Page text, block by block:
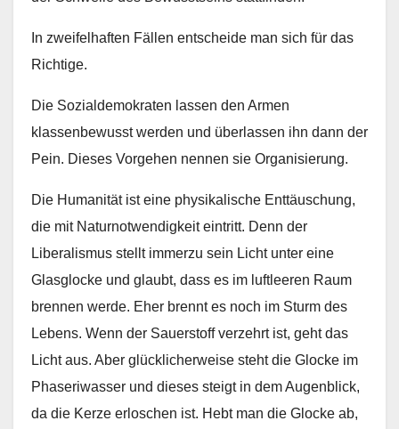
In zweifelhaften Fällen entscheide man sich für das
Richtige.
Die Sozialdemokraten lassen den Armen
klassenbewusst werden und überlassen ihn dann der
Pein. Dieses Vorgehen nennen sie Organisierung.
Die Humanität ist eine physikalische Enttäuschung,
die mit Naturnotwendigkeit eintritt. Denn der
Liberalismus stellt immerzu sein Licht unter eine
Glasglocke und glaubt, dass es im luftleeren Raum
brennen werde. Eher brennt es noch im Sturm des
Lebens. Wenn der Sauerstoff verzehrt ist, geht das
Licht aus. Aber glücklicherweise steht die Glocke im
Phaseriwasser und dieses steigt in dem Augenblick,
da die Kerze erloschen ist. Hebt man die Glocke ab,